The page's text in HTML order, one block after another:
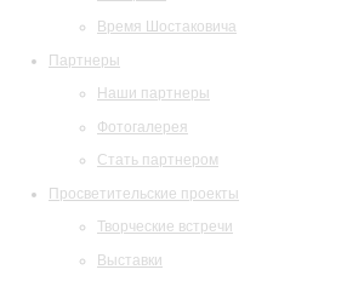
Время Шостаковича
Партнеры
Наши партнеры
Фотогалерея
Стать партнером
Просветительские проекты
Творческие встречи
Выставки